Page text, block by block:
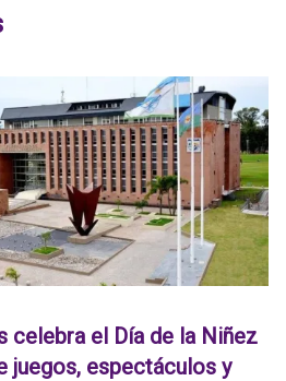
celebra el Día de la Niñez
juegos, espectáculos y